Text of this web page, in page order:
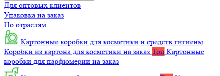
Для оптовых клиентов
Упаковка на заказ
По отраслям
Картонные коробки для косметики и средств гигиены
Коробки из картона для косметики на заказ Топ Картонные
коробки для парфюмерии на заказ